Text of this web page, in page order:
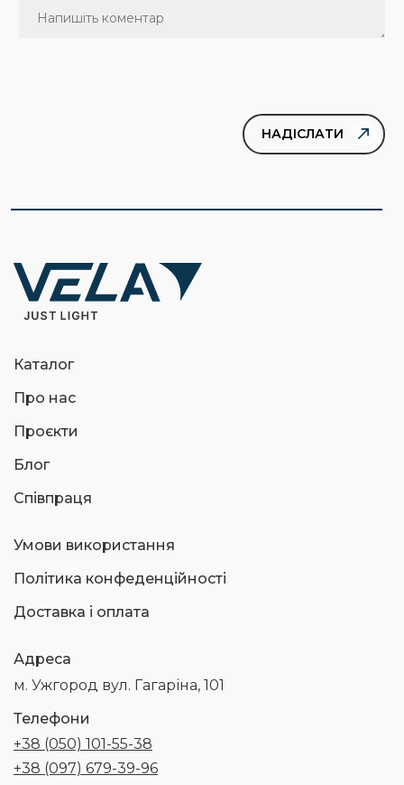
Каталог
Про нас
Проєкти
Блог
Співпраця
Умови використання
Політика конфеденційності
Доставка і оплата
Адреса
м. Ужгород вул. Гагаріна, 101
Телефони
+38 (050) 101-55-38
+38 (097) 679-39-96